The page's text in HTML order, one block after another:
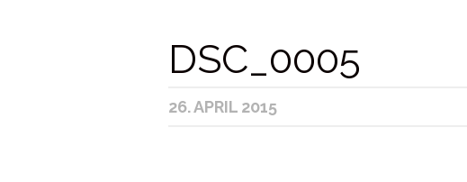
DSC_0005
26. APRIL 2015